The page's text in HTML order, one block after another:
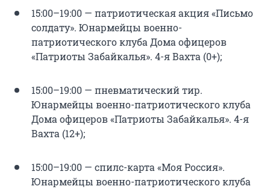
15:00–19:00 — патриотическая акция «Письмо
солдату». Юнармейцы военно-
патриотического клуба Дома офицеров
«Патриоты Забайкалья». 4-я Вахта (0+);
15:00–19:00 — пневматический тир.
Юнармейцы военно-патриотического клуба
Дома офицеров «Патриоты Забайкалья». 4-я
Вахта (12+);
15:00–19:00 — спилс-карта «Моя Россия».
Юнармейцы военно-патриотического клуба